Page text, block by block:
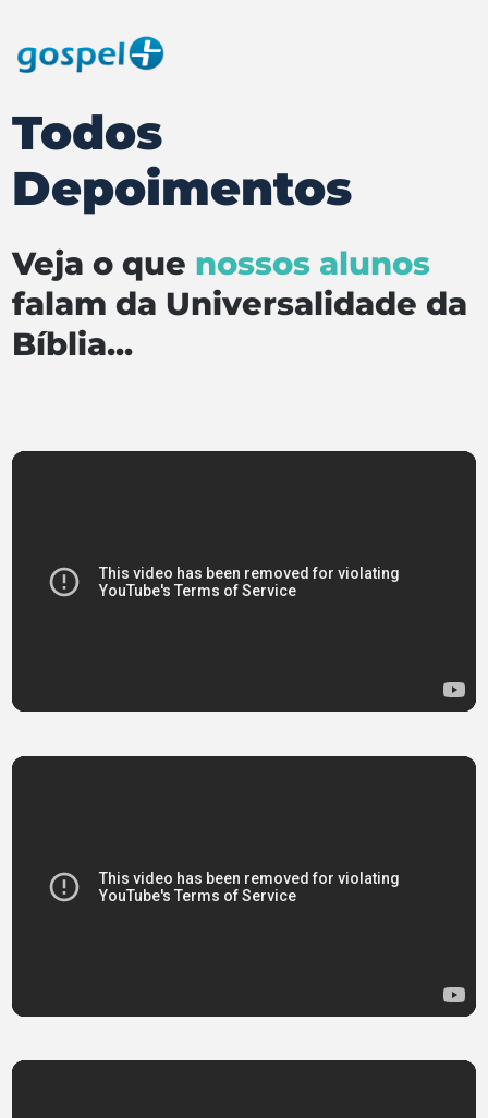
Todos
Depoimentos
Veja o que nossos alunos
falam da Universalidade da
Bíblia...